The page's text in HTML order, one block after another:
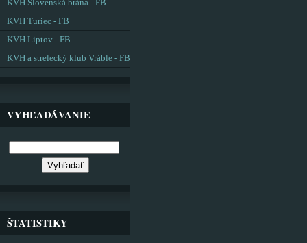
KVH Slovenská brána - FB
KVH Turiec - FB
KVH Liptov - FB
KVH a strelecký klub Vráble - FB
VYHĽADÁVANIE
ŠTATISTIKY